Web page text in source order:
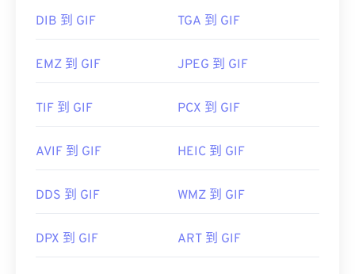
DIB 到 GIF TGA 到 GIF
EMZ 到 GIF JPEG 到 GIF
TIF 到 GIF PCX 到 GIF
AVIF 到 GIF HEIC 到 GIF
DDS 到 GIF WMZ 到 GIF
DPX 到 GIF ART 到 GIF